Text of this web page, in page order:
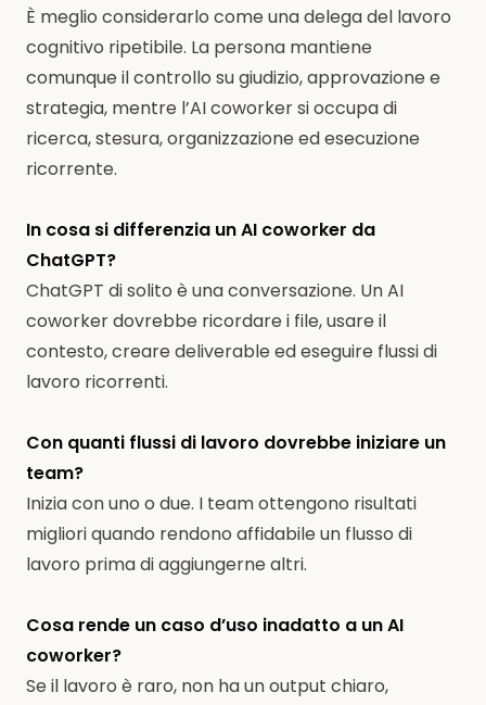
È meglio considerarlo come una delega del lavoro
cognitivo ripetibile. La persona mantiene
comunque il controllo su giudizio, approvazione e
strategia, mentre l’AI coworker si occupa di
ricerca, stesura, organizzazione ed esecuzione
ricorrente.
In cosa si differenzia un AI coworker da
ChatGPT?
ChatGPT di solito è una conversazione. Un AI
coworker dovrebbe ricordare i file, usare il
contesto, creare deliverable ed eseguire flussi di
lavoro ricorrenti.
Con quanti flussi di lavoro dovrebbe iniziare un
team?
Inizia con uno o due. I team ottengono risultati
migliori quando rendono affidabile un flusso di
lavoro prima di aggiungerne altri.
Cosa rende un caso d’uso inadatto a un AI
coworker?
Se il lavoro è raro, non ha un output chiaro,